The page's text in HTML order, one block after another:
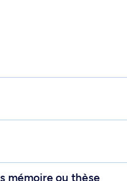
mémoire ou thèse